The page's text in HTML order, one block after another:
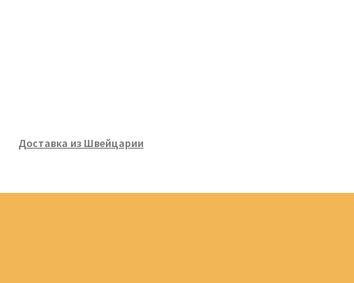
Доставка из Швейцарии